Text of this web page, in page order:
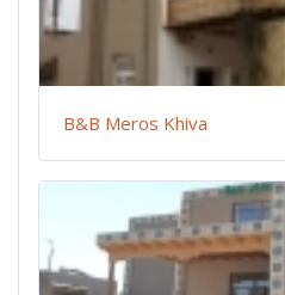
B&B Meros Khiva